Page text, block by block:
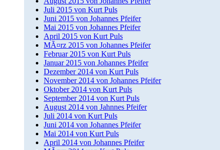
Juli 2015 von Kurt Puls
Juni 2015 von Johannes Pfeifer
Mai 2015 von Johannes Pfeifer
April 2015 von Kurt Puls
MÃ¤rz 2015 von Johannes Pfeifer
Februar 2015 von Kurt Puls
Januar 2015 von Johannes Pfeifer
Dezember 2014 von Kurt Puls
November 2014 von Johannes Pfeifer
Oktober 2014 von Kurt Puls
September 2014 von Kurt Puls
August 2014 von Jahnnes Pfeifer
Juli 2014 von Kurt Puls
Juni 2014 von Johannes Pfeifer
Mai 2014 von Kurt Puls
April 2014 von Johannes Pfeifer